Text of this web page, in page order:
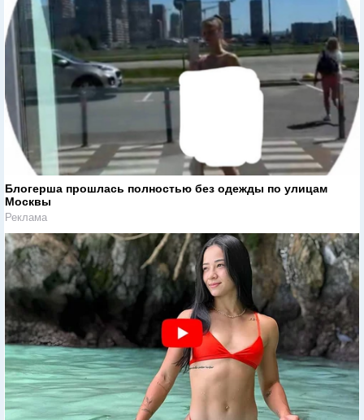
Блогерша прошлась полностью без одежды по улицам
Москвы
Реклама